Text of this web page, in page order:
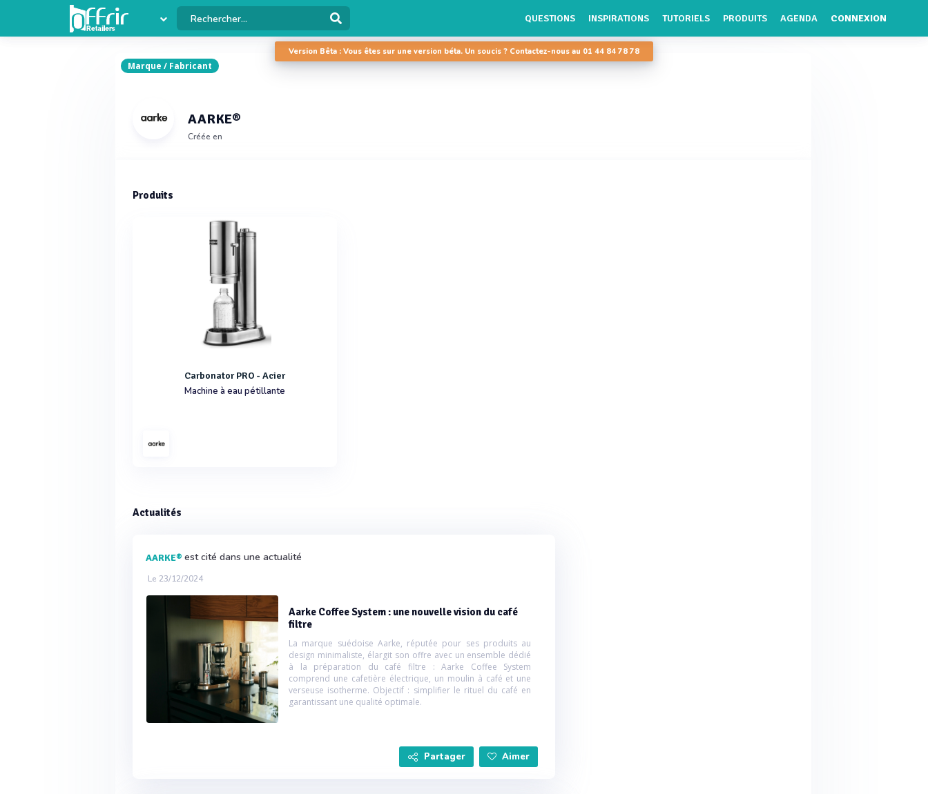
QUESTIONS INSPIRATIONS TUTORIELS PRODUITS AGENDA CONNEXION
Version Bêta : Vous êtes sur une version béta. Un soucis ? Contactez-nous au 01 44 84 78 78
Marque / Fabricant
AARKE®
Créée en
Produits
Carbonator PRO - Acier
Machine à eau pétillante
Actualités
AARKE® est cité dans une actualité
Le 23/12/2024
Aarke Coffee System : une nouvelle vision du café
filtre
La marque suédoise Aarke, réputée pour ses produits au
design minimaliste, élargit son offre avec un ensemble dédié
à la préparation du café filtre : Aarke Coffee System
comprend une cafetière électrique, un moulin à café et une
verseuse isotherme. Objectif : simplifier le rituel du café en
garantissant une qualité optimale.
Partager Aimer